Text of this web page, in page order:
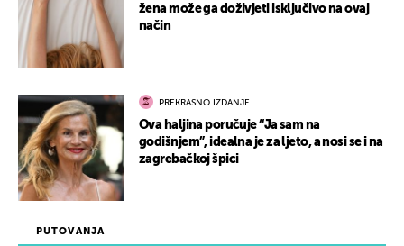
PUTOVANJA
žena može ga doživjeti isključivo na ovaj
način
PREKRASNO IZDANJE
Ova haljina poručuje “Ja sam na
godišnjem”, idealna je za ljeto, a nosi se i na
zagrebačkoj špici